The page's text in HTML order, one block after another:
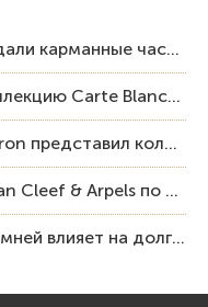
Audemars Piguet и Swatch создали карманные часы в эстетике Royal Oak и Pop Art
Boucheron посвятил новую коллекцию Carte Blanche Human Being человеку и силе мастерства
Четыре главы истории: Boucheron представил коллекцию «Nom: Boucheron, Prénom: Frédéric»
Шесть самых дорогих колец Van Cleef & Arpels по итогам аукционов Sotheby’s
Как твердость драгоценных камней влияет на долговечность ювелирных изделий